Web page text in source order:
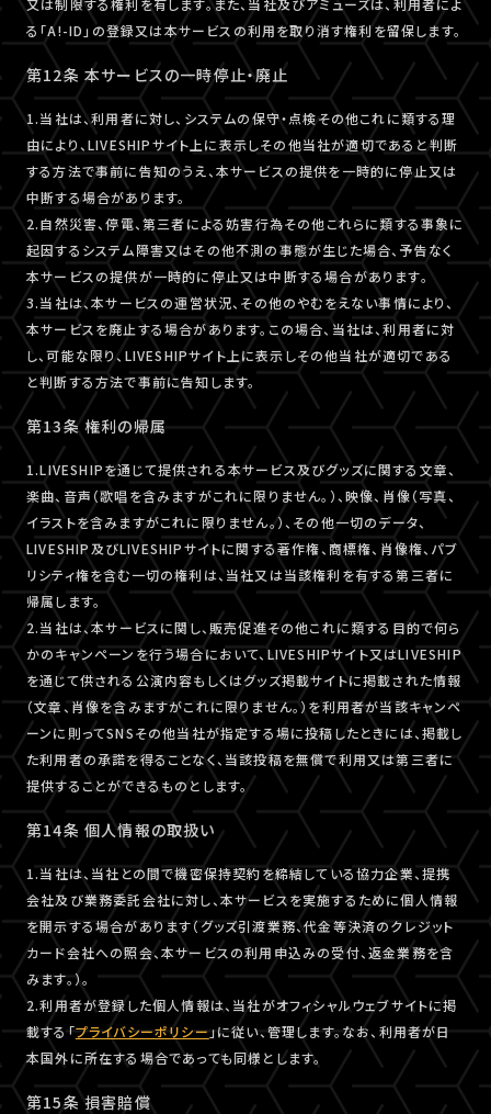
又は制限する権利を有します。また、当社及びアミューズは、利用者によ
る「A!-ID」の登録又は本サービスの利用を取り消す権利を留保します。
第12条 本サービスの一時停止・廃止
1.当社は、利用者に対し、システムの保守・点検その他これに類する理
由により、LIVESHIPサイト上に表示しその他当社が適切であると判断
する方法で事前に告知のうえ、本サービスの提供を一時的に停止又は
中断する場合があります。
2.自然災害、停電、第三者による妨害行為その他これらに類する事象に
起因するシステム障害又はその他不測の事態が生じた場合、予告なく
本サービスの提供が一時的に停止又は中断する場合があります。
3.当社は、本サービスの運営状況、その他のやむをえない事情により、
本サービスを廃止する場合があります。この場合、当社は、利用者に対
し、可能な限り、LIVESHIPサイト上に表示しその他当社が適切である
と判断する方法で事前に告知します。
第13条 権利の帰属
1.LIVESHIPを通じて提供される本サービス及びグッズに関する文章、
楽曲、音声（歌唱を含みますがこれに限りません。）、映像、肖像（写真、
イラストを含みますがこれに限りません。）、その他一切のデータ、
LIVESHIP及びLIVESHIPサイトに関する著作権、商標権、肖像権、パブ
リシティ権を含む一切の権利は、当社又は当該権利を有する第三者に
帰属します。
2.当社は、本サービスに関し、販売促進その他これに類する目的で何ら
かのキャンペーンを行う場合において、LIVESHIPサイト又はLIVESHIP
を通じて供される公演内容もしくはグッズ掲載サイトに掲載された情報
（文章、肖像を含みますがこれに限りません。）を利用者が当該キャンペ
ーンに則ってSNSその他当社が指定する場に投稿したときには、掲載し
た利用者の承諾を得ることなく、当該投稿を無償で利用又は第三者に
提供することができるものとします。
第14条 個人情報の取扱い
1.当社は、当社との間で機密保持契約を締結している協力企業、提携
会社及び業務委託会社に対し、本サービスを実施するために個人情報
を開示する場合があります（グッズ引渡業務、代金等決済のクレジット
カード会社への照会、本サービスの利用申込みの受付、返金業務を含
みます。）。
2.利用者が登録した個人情報は、当社がオフィシャルウェブサイトに掲
載する「プライバシーポリシー」に従い、管理します。なお、利用者が日
本国外に所在する場合であっても同様とします。
第15条 損害賠償